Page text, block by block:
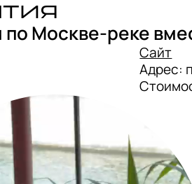
Москве-реке
Сайт
Адрес: